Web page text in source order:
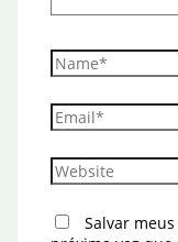
Name*
Email*
Website
Salvar